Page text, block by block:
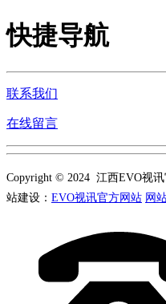
快捷导航
联系我们
在线留言
Copyright © 2024 江西EVO视
站建设： EVO视讯官方网站 网